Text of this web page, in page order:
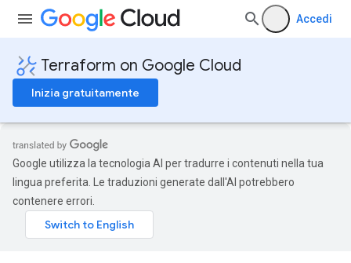
Accedi
Terraform on Google Cloud
Inizia gratuitamente
Google utilizza la tecnologia AI per tradurre i contenuti nella tua
lingua preferita. Le traduzioni generate dall'AI potrebbero
contenere errori.